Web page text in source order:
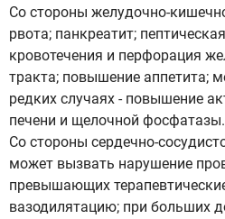
Со стороны желудочно-
рвота; панкреатит;
кровотечения и перфорация
тракта; повышение аппетита;
редких случаях - повышение
печени и щелочной фосфатазы.
Со стороны сердечно-
может вызвать нарушение
превышающих
вазодилятацию; при больших